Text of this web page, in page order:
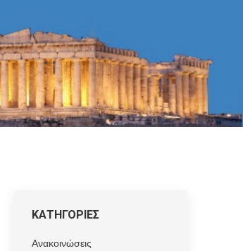
ΚΑΤΗΓΟΡΙΕΣ
Ανακοινώσεις